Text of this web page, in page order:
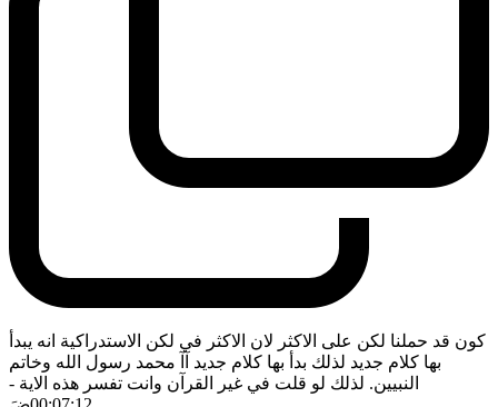
كون قد حملنا لكن على الاكثر لان الاكثر في لكن الاستدراكية انه يبدأ
بها كلام جديد لذلك بدأ بها كلام جديد آآ محمد رسول الله وخاتم
النبيين. لذلك لو قلت في غير القرآن وانت تفسر هذه الاية -